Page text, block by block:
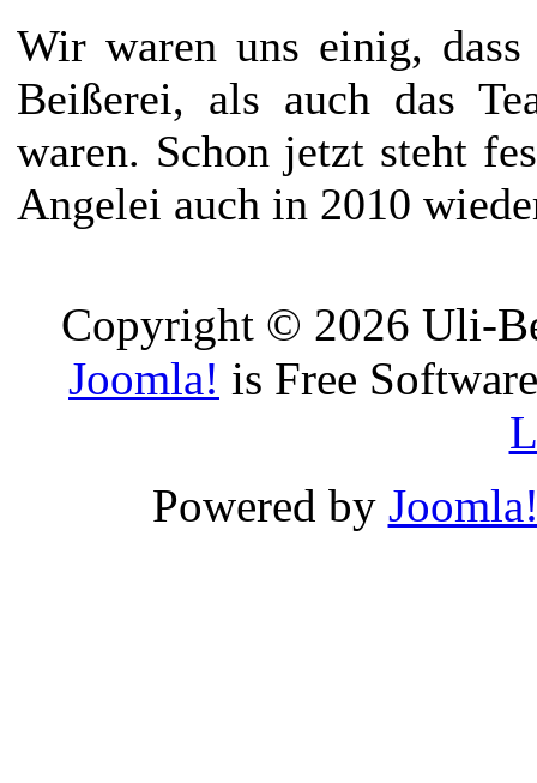
Wir waren uns einig,
Beißerei, als auch das
waren. Schon jetzt steht
Angelei auch in 2010
Copyright © 2026 Uli-
Joomla! is Free
Powered by